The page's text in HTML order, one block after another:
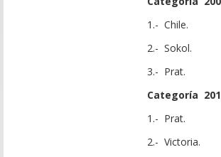
1.- Chile.
2.- Sokol.
3.- Prat.
Categoría
1.- Prat.
2.- Victoria.